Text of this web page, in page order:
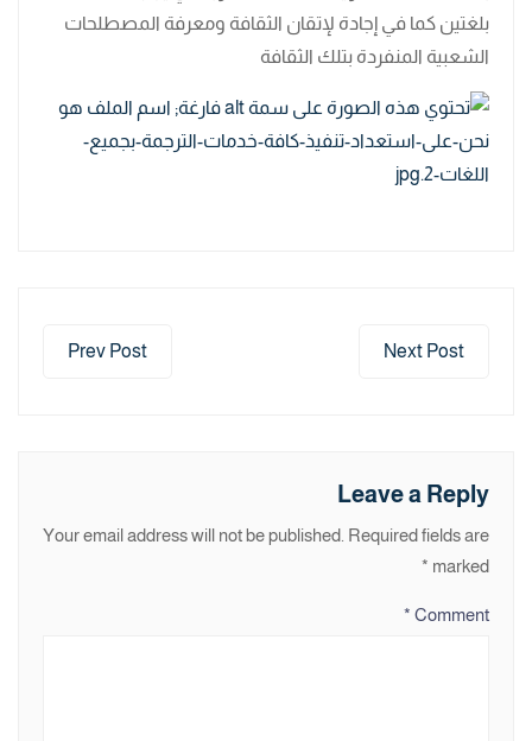
بلغتين كما في إجادة لإتقان الثقافة ومعرفة المصطلحات
الشعبية المنفردة بتلك الثقافة
Prev Post Next Post
Leave a Reply
Your email address will not be published. Required fields are
marked
*
Comment
*